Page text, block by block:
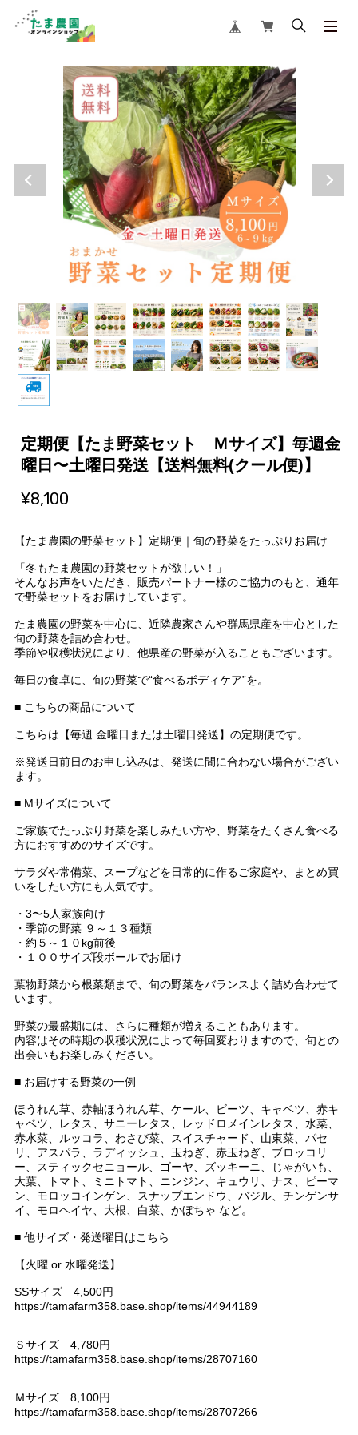
定期便【たま野菜セット Ｍサイズ】毎週金
曜日〜土曜日発送【送料無料(クール便)】
¥8,100
【たま農園の野菜セット】定期便｜旬の野菜をたっぷりお届け
「冬もたま農園の野菜セットが欲しい！」
そんなお声をいただき、販売パートナー様のご協力のもと、通年
で野菜セットをお届けしています。
たま農園の野菜を中心に、近隣農家さんや群馬県産を中心とした
旬の野菜を詰め合わせ。
季節や収穫状況により、他県産の野菜が入ることもございます。
毎日の食卓に、旬の野菜で“食べるボディケア”を。
■ こちらの商品について
こちらは【毎週 金曜日または土曜日発送】の定期便です。
※発送日前日のお申し込みは、発送に間に合わない場合がござい
ます。
■ Mサイズについて
ご家族でたっぷり野菜を楽しみたい方や、野菜をたくさん食べる
方におすすめのサイズです。
サラダや常備菜、スープなどを日常的に作るご家庭や、まとめ買
いをしたい方にも人気です。
・3〜5人家族向け
・季節の野菜 ９～１３種類
・約５～１０kg前後
・１００サイズ段ボールでお届け
葉物野菜から根菜類まで、旬の野菜をバランスよく詰め合わせて
います。
野菜の最盛期には、さらに種類が増えることもあります。
内容はその時期の収穫状況によって毎回変わりますので、旬との
出会いもお楽しみください。
■ お届けする野菜の一例
ほうれん草、赤軸ほうれん草、ケール、ビーツ、キャベツ、赤キ
ャベツ、レタス、サニーレタス、レッドロメインレタス、水菜、
赤水菜、ルッコラ、わさび菜、スイスチャード、山東菜、パセ
リ、アスパラ、ラディッシュ、玉ねぎ、赤玉ねぎ、ブロッコリ
ー、スティックセニョール、ゴーヤ、ズッキーニ、じゃがいも、
大葉、トマト、ミニトマト、ニンジン、キュウリ、ナス、ピーマ
ン、モロッコインゲン、スナップエンドウ、バジル、チンゲンサ
イ、モロヘイヤ、大根、白菜、かぼちゃ など。
■ 他サイズ・発送曜日はこちら
【火曜 or 水曜発送】
SSサイズ 4,500円
https://tamafarm358.base.shop/items/44944189
Ｓサイズ 4,780円
https://tamafarm358.base.shop/items/28707160
Ｍサイズ 8,100円
https://tamafarm358.base.shop/items/28707266